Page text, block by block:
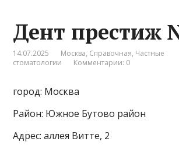
Дент престиж
14.07.2025 Москва, Справочная, Частные
стоматологии
Комментарии: 0
город: Москва
Район: Южное Бутово район
Адрес: аллея Витте, 2